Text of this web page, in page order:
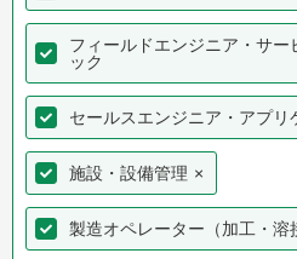
フィールドエンジニア・サー
ック
セールスエンジニア・アプリ
施設・設備管理 ×
製造オペレーター（加工・溶